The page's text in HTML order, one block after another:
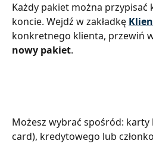
Każdy pakiet można
koncie. Wejdź w zakładkę
konkretnego klienta, przewiń
nowy pakiet.
Możesz wybrać spośród:
card), kredytowego lub